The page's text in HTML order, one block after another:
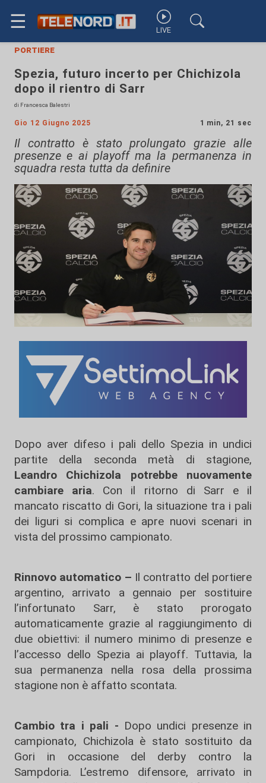
☰ LIVE
portiere
Spezia, futuro incerto per Chichizola
dopo il rientro di Sarr
di Francesca Balestri
Gio 12 Giugno 2025 1 min, 21 sec
Il contratto è stato prolungato grazie alle
presenze e ai playoff ma la permanenza in
squadra resta tutta da definire
Dopo aver difeso i pali dello Spezia in undici
partite della seconda metà di stagione,
Leandro Chichizola potrebbe nuovamente
cambiare aria. Con il ritorno di Sarr e il
mancato riscatto di Gori, la situazione tra i pali
dei liguri si complica e apre nuovi scenari in
vista del prossimo campionato.
Rinnovo automatico – Il contratto del portiere
argentino, arrivato a gennaio per sostituire
l’infortunato Sarr, è stato prorogato
automaticamente grazie al raggiungimento di
due obiettivi: il numero minimo di presenze e
l’accesso dello Spezia ai playoff. Tuttavia, la
sua permanenza nella rosa della prossima
stagione non è affatto scontata.
Cambio tra i pali - Dopo undici presenze in
campionato, Chichizola è stato sostituito da
Gori in occasione del derby contro la
Sampdoria. L’estremo difensore, arrivato in